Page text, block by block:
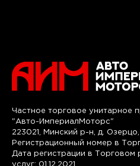
Частное торговое унитарное
"Авто-ИмпериалМоторс"
223021, Минский р-н, д.
Регистрационный номер в
Дата регистрации в
услуг: 01.12.2021